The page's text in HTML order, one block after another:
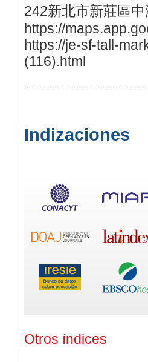
242新北市新莊區
https://
https://je-sf-tall-
(116).html
Indizaciones
Otros índices